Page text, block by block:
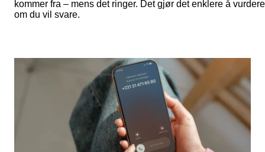
kommer fra – mens det ringer. Det gjør det enklere å vurdere
om du vil svare.